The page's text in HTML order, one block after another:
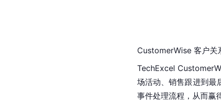
CustomerWise 客户关
TechExcel
场活动、销售跟进到最
事件处理流程，从而赢